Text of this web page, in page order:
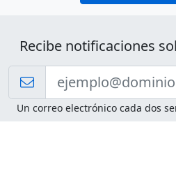
Recibe notificaciones
Un correo electrónico cada dos